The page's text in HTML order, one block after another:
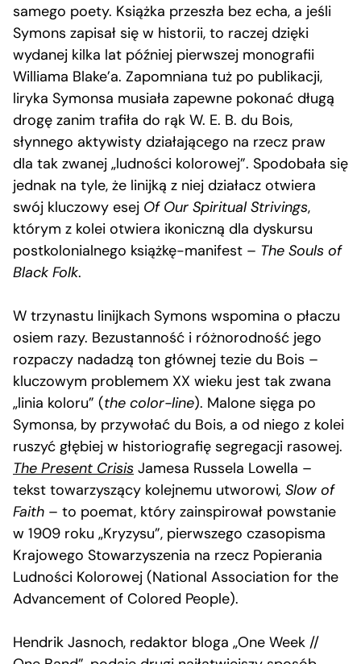
samego poety. Książka przeszła bez echa, a jeśli
Symons zapisał się w historii, to raczej dzięki
wydanej kilka lat później pierwszej monografii
Williama Blake’a. Zapomniana tuż po publikacji,
liryka Symonsa musiała zapewne pokonać długą
drogę zanim trafiła do rąk W. E. B. du Bois,
słynnego aktywisty działającego na rzecz praw
dla tak zwanej „ludności kolorowej”. Spodobała się
jednak na tyle, że linijką z niej działacz otwiera
swój kluczowy esej Of Our Spiritual Strivings,
którym z kolei otwiera ikoniczną dla dyskursu
postkolonialnego książkę-manifest – The Souls of
Black Folk.
W trzynastu linijkach Symons wspomina o płaczu
osiem razy. Bezustanność i różnorodność jego
rozpaczy nadadzą ton głównej tezie du Bois –
kluczowym problemem XX wieku jest tak zwana
„linia koloru” (the color-line). Malone sięga po
Symonsa, by przywołać du Bois, a od niego z kolei
ruszyć głębiej w historiografię segregacji rasowej.
The Present Crisis Jamesa Russela Lowella –
tekst towarzyszący kolejnemu utworowi, Slow of
Faith – to poemat, który zainspirował powstanie
w 1909 roku „Kryzysu”, pierwszego czasopisma
Krajowego Stowarzyszenia na rzecz Popierania
Ludności Kolorowej (National Association for the
Advancement of Colored People).
Hendrik Jasnoch, redaktor bloga „One Week //